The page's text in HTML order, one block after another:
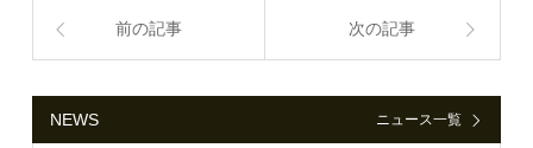
前の記事 次の記事
NEWS ニュース一覧